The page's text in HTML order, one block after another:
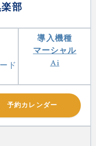
部
ド
導入機種
マーシャル
Ai
予約カレンダー